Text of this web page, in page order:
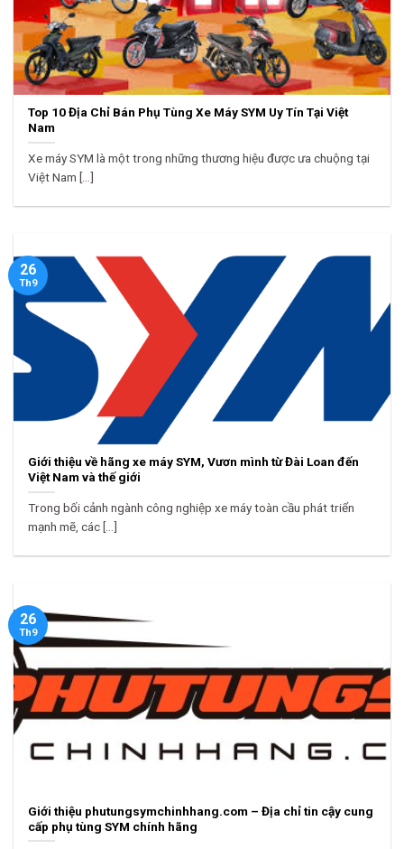
Top 10 Địa Chỉ Bán Phụ Tùng Xe Máy SYM Uy Tín Tại Việt
Nam
Xe máy SYM là một trong những thương hiệu được ưa chuộng tại
Việt Nam [...]
Giới thiệu về hãng xe máy SYM, Vươn mình từ Đài Loan đến
Việt Nam và thế giới
Trong bối cảnh ngành công nghiệp xe máy toàn cầu phát triển
mạnh mẽ, các [...]
26
Th9
Giới thiệu phutungsymchinhhang.com – Địa chỉ tin cậy cung
cấp phụ tùng SYM chính hãng
26
Th9